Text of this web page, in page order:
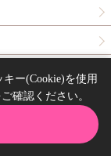
studio. All right reserved.
ー(Cookie)を使用
確認ください。